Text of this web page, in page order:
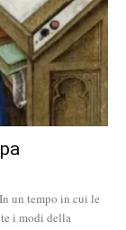
un tempo in cui le
i modi della